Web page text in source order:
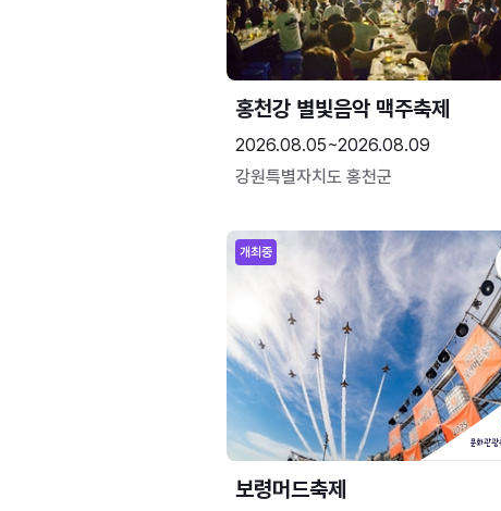
홍천강 별빛음악 맥주축제
2026.08.05~2026.08.09
강원특별자치도 홍천군
개최중
보령머드축제